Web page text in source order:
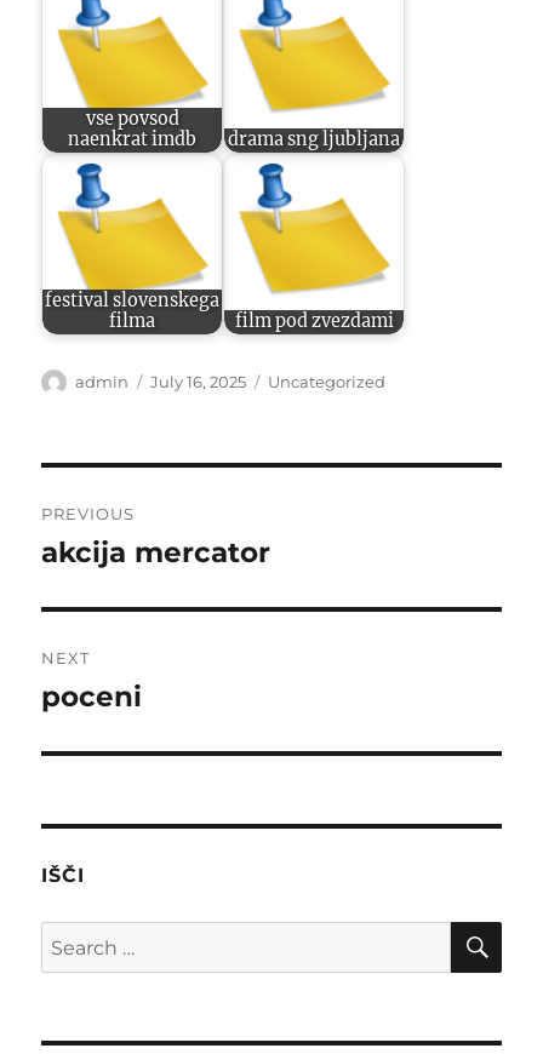
vse povsod
naenkrat imdb
drama sng ljubljana
festival slovenskega
filma
film pod zvezdami
Author
admin
Posted
July 16, 2025 Categories
Uncategorized
navigation
PREVIOUS
Previous
akcija mercator
NEXT
Next
poceni
IŠČI
Search
for: